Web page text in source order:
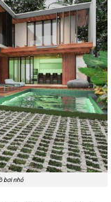
bơi nhỏ